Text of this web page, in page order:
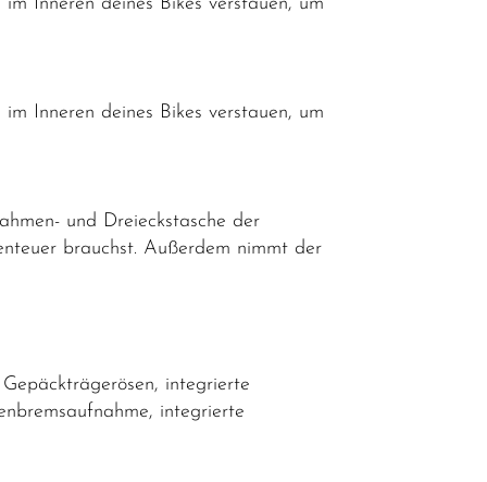
Inneren deines Bikes verstauen, um
und Dreieckstasche der
brauchst. Außerdem nimmt der
integrierte
integrierte